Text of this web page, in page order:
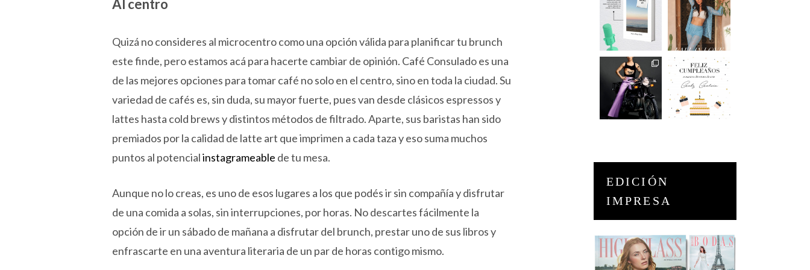
Al centro
Quizá no consideres al microcentro como una opción válida para planificar tu brunch
este finde, pero estamos acá para hacerte cambiar de opinión. Café Consulado es una
de las mejores opciones para tomar café no solo en el centro, sino en toda la ciudad. Su
variedad de cafés es, sin duda, su mayor fuerte, pues van desde clásicos espressos y
lattes hasta cold brews y distintos métodos de filtrado. Aparte, sus baristas han sido
premiados por la calidad de latte art que imprimen a cada taza y eso suma muchos
puntos al potencialinstagrameable de tu mesa.
Aunque no lo creas, es uno de esos lugares a los que podés ir sin compañía y disfrutar
de una comida a solas, sin interrupciones, por horas. No descartes fácilmente la
opción de ir un sábado de mañana a disfrutar del brunch, prestar uno de sus libros y
enfrascarte en una aventura literaria de un par de horas contigo mismo.
EDICIÓN
IMPRESA